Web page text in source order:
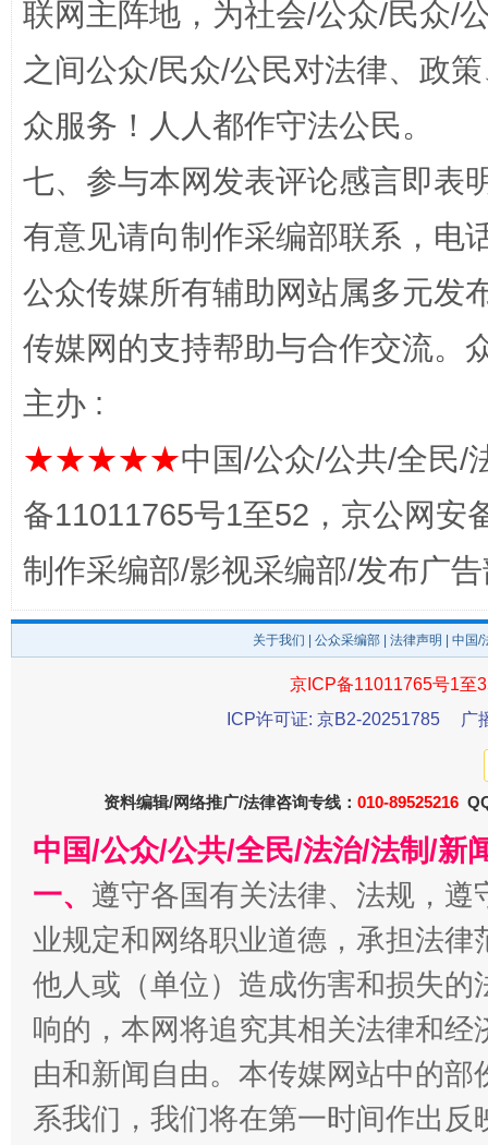
完善运行机制助力责任有效落实
公平竞争审查“十大案例”出炉！ 一纸欠
千年窑火 生生不息 一
联网主阵地，为社会/公众/民众/
之间公众/民众/公民对法律、政
众服务！人人都作守法公民。
七、参与本网发表评论感言即表
有意见请向制作采编部联系，电
公众传媒所有辅助网站属多元发
传媒网的支持帮助与合作交流。
主办 :
★★★★★中国/公众/公共/全民/
备11011765号1至52，京公网安
制作采编部/影视采编部/发布广
关于我们 公众采编部 法律声明 | 中国
京ICP备11011765号1至
ICP许可证: 京B2-20251785
广
资料编辑/网络推广/法律咨询专线： 010-89525216
中国/公众/公共/全民/法治/法制/新
一、 遵守各国有关法律、法规，
业规定和网络职业道德，承担法
他人或（单位）造成伤害和损失
响的，本网将追究其相关法律和
由和新闻自由。本传媒网站中的
系我们，我们将在第一时间作出